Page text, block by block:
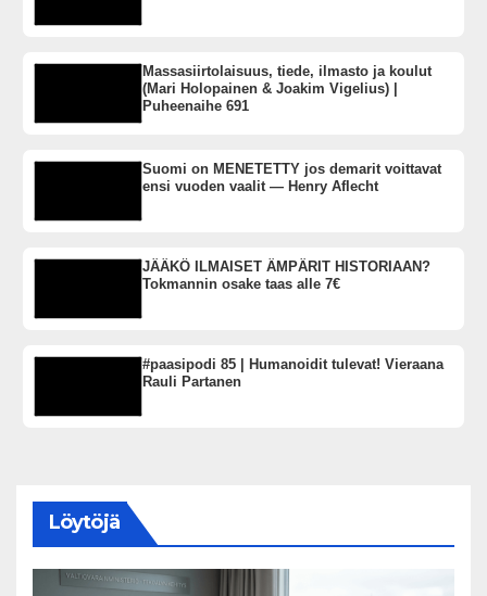
Massasiirtolaisuus, tiede, ilmasto ja koulut
(Mari Holopainen & Joakim Vigelius) |
Puheenaihe 691
Suomi on MENETETTY jos demarit voittavat
ensi vuoden vaalit — Henry Aflecht
JÄÄKÖ ILMAISET ÄMPÄRIT HISTORIAAN?
Tokmannin osake taas alle 7€
#paasipodi 85 | Humanoidit tulevat! Vieraana
Rauli Partanen
Löytöjä